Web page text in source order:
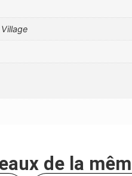
de la